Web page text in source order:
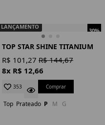
30%
LANÇAMENTO
TOP STAR SHINE TITANIUM
R$ 101,27 R$ 144,67
8x R$ 12,66
353 Comprar
Top Prateado P M G